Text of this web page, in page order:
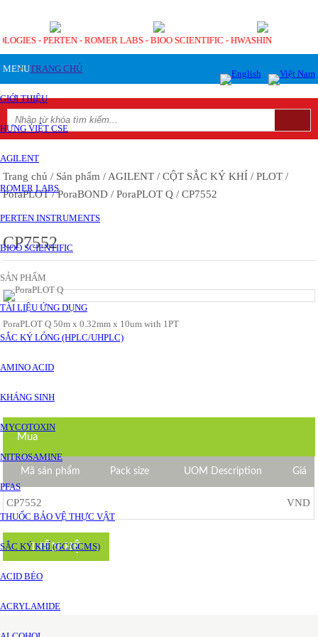
- PERTEN - ROMER LABS - BIOO SCIENTIFIC - HWASHIN
MENUTRANG CHỦ
GIỚI THIỆU
HƯNG VIỆT CSE
AGILENT
ROMER LABS
PERTEN INSTRUMENTS
BIOO SCIENTIFIC
SẢN PHẨM
TÀI LIỆU ỨNG DỤNG
SẮC KÝ LỎNG (HPLC/UHPLC)
AMINO ACID
KHÁNG SINH
MYCOTOXIN
NITROSAMINE
PFAS
THUỐC BẢO VỆ THỰC VẬT
SẮC KÝ KHÍ (GC/GCMS)
ACID BÉO
ACRYLAMIDE
Trang chủ / Sản phẩm / AGILENT / CỘT SẮC KÝ KHÍ / PLOT /
PoraPLOT / PoraBOND / PoraPLOT Q / CP7552
CP7552
PoraPLOT Q 50m x 0.32mm x 10um with 1PT
Mua
Mã sản phẩm Pack size UOM Description Giá
CP7552 VND
LIÊN HỆ